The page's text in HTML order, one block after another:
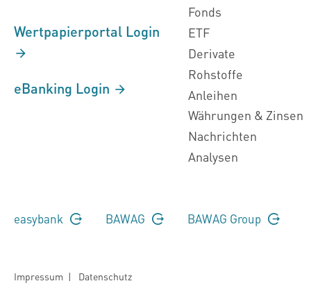
Wertpapierportal Login
eBanking Login
Fonds
ETF
Derivate
Rohstoffe
Anleihen
Währungen & Zinsen
Nachrichten
Analysen
easybank BAWAG BAWAG Group
Impressum | Datenschutz